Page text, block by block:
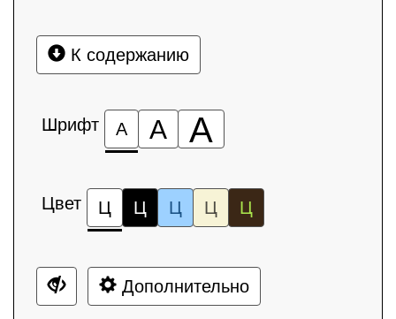
К содержанию
Шрифт А А А
Цвет Ц Ц Ц Ц Ц
Дополнительно